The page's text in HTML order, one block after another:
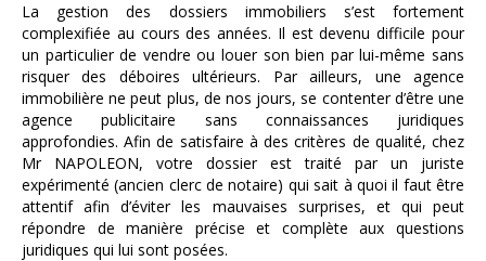
La gestion des dossiers immobiliers s’est fortement
complexifiée au cours des années. Il est devenu difficile pour
un particulier de vendre ou louer son bien par lui-même sans
risquer des déboires ultérieurs. Par ailleurs, une agence
immobilière ne peut plus, de nos jours, se contenter d’être une
agence publicitaire sans connaissances juridiques
approfondies. Afin de satisfaire à des critères de qualité, chez
Mr NAPOLEON, votre dossier est traité par un juriste
expérimenté (ancien clerc de notaire) qui sait à quoi il faut être
attentif afin d’éviter les mauvaises surprises, et qui peut
répondre de manière précise et complète aux questions
juridiques qui lui sont posées.